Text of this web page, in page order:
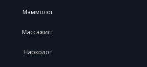
Маммолог
Массажист
Нарколог